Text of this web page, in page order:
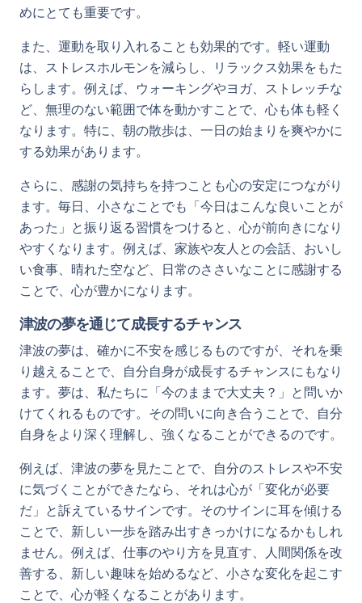
めにとても重要です。
また、運動を取り入れることも効果的です。軽い運動
は、ストレスホルモンを減らし、リラックス効果をもた
らします。例えば、ウォーキングやヨガ、ストレッチな
ど、無理のない範囲で体を動かすことで、心も体も軽く
なります。特に、朝の散歩は、一日の始まりを爽やかに
する効果があります。
さらに、感謝の気持ちを持つことも心の安定につながり
ます。毎日、小さなことでも「今日はこんな良いことが
あった」と振り返る習慣をつけると、心が前向きになり
やすくなります。例えば、家族や友人との会話、おいし
い食事、晴れた空など、日常のささいなことに感謝する
ことで、心が豊かになります。
津波の夢を通じて成長するチャンス
津波の夢は、確かに不安を感じるものですが、それを乗
り越えることで、自分自身が成長するチャンスにもなり
ます。夢は、私たちに「今のままで大丈夫？」と問いか
けてくれるものです。その問いに向き合うことで、自分
自身をより深く理解し、強くなることができるのです。
例えば、津波の夢を見たことで、自分のストレスや不安
に気づくことができたなら、それは心が「変化が必要
だ」と訴えているサインです。そのサインに耳を傾ける
ことで、新しい一歩を踏み出すきっかけになるかもしれ
ません。例えば、仕事のやり方を見直す、人間関係を改
善する、新しい趣味を始めるなど、小さな変化を起こす
ことで、心が軽くなることがあります。